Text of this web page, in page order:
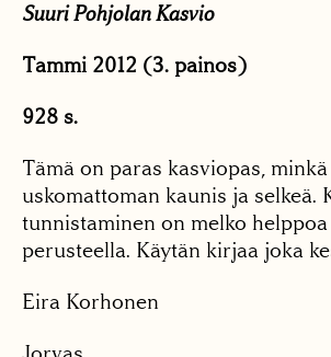
Suuri Pohjolan Kasvio
Tammi 2012 (3. painos)
928 s.
Tämä on paras kasviopas,
uskomattoman kaunis ja selkeä.
tunnistaminen on melko
perusteella. Käytän kirjaa joka
Eira Korhonen